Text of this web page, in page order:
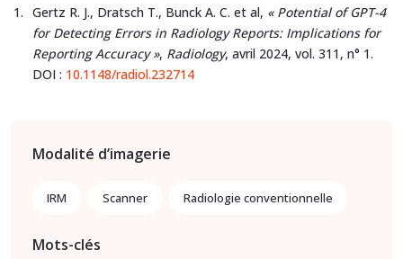
Gertz R. J., Dratsch T., Bunck A. C. et al, « Potential of GPT-4
for Detecting Errors in Radiology Reports: Implications for
Reporting Accuracy », Radiology, avril 2024, vol. 311, n° 1.
DOI : 10.1148/radiol.232714
Modalité d’imagerie
IRM Scanner Radiologie conventionnelle
Mots-clés